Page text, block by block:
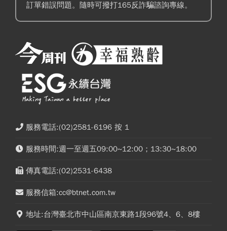
訂單錯誤問題。隨時可撥打165反詐騙諮詢專線。
服務電話:(02)2581-6196 按 1
服務時間:週一至週五09:00~12:00；13:30~18:00
傳真電話:(02)2531-6438
服務信箱:cc@btnet.com.tw
地址:台灣臺北市中山區南京東路1段96號4、6、8樓